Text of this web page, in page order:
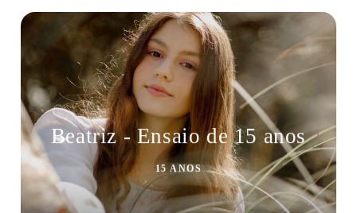
Beatriz - Ensaio de 15 anos
15 ANOS